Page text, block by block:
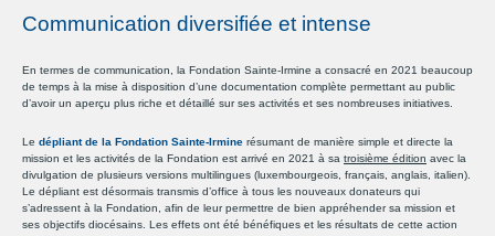
Communication diversifiée et intense
En termes de communication, la Fondation Sainte-Irmine a consacré en 2021 beaucoup
de temps à la mise à disposition d’une documentation complète permettant au public
d’avoir un aperçu plus riche et détaillé sur ses activités et ses nombreuses initiatives.
Le dépliant de la Fondation Sainte-Irmine résumant de manière simple et directe la
mission et les activités de la Fondation est arrivé en 2021 à sa troisième édition avec la
divulgation de plusieurs versions multilingues (luxembourgeois, français, anglais, italien).
Le dépliant est désormais transmis d’office à tous les nouveaux donateurs qui
s’adressent à la Fondation, afin de leur permettre de bien appréhender sa mission et
ses objectifs diocésains. Les effets ont été bénéfiques et les résultats de cette action